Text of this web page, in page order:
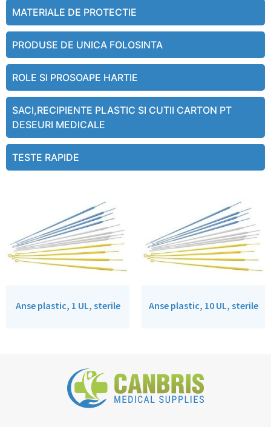
MATERIALE DE PROTECTIE
PRODUSE DE UNICA FOLOSINTA
ROLE SI PROSOAPE HARTIE
SACI,RECIPIENTE PLASTIC SI CUTII CARTON PT
DESEURI MEDICALE
TESTE RAPIDE
Anse plastic, 1 UL, sterile Anse plastic, 10 UL, sterile